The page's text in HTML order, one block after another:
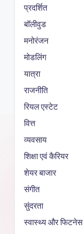
प्रदर्शित
बॉलीवुड
मनोरंजन
मोडलिंग
यात्रा
राजनीति
रियल एस्टेट
वित्त
व्यवसाय
शिक्षा एवं कैरियर
शेयर बाजार
संगीत
सुंदरता
स्वास्थ्य और फिटनेस